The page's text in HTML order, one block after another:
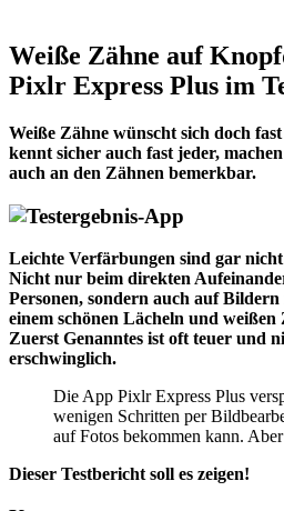
Weiße Zähne auf
Pixlr Express Plus im
Weiße Zähne wünscht sich doch
kennt sicher auch fast jeder,
auch an den Zähnen bemerkbar.
Leichte Verfärbungen sind gar
Nicht nur beim direkten
Personen, sondern auch auf
einem schönen Lächeln und weißen
Zuerst Genanntes ist oft teuer und
erschwinglich.
Die App Pixlr Express Plus
wenigen Schritten per
auf Fotos bekommen kann.
Dieser Testbericht soll es zeigen!